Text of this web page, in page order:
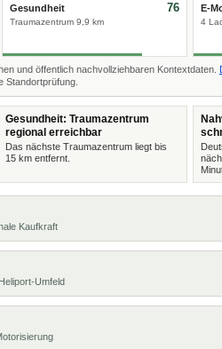
Gesundheit
Traumazentrum 9,9 km
76 E-
4
und öffentlich nachvollziehbaren Kontextdaten.
Standortprüfung.
Gesundheit: Traumazentrum
regional erreichbar
Das nächste Traumazentrum liegt bis
15 km entfernt.
Kaufkraft
Umfeld